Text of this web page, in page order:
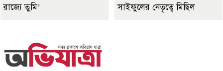
রাজ্যে তুমি’
সাইফুলের নেতৃত্বে মিছিল